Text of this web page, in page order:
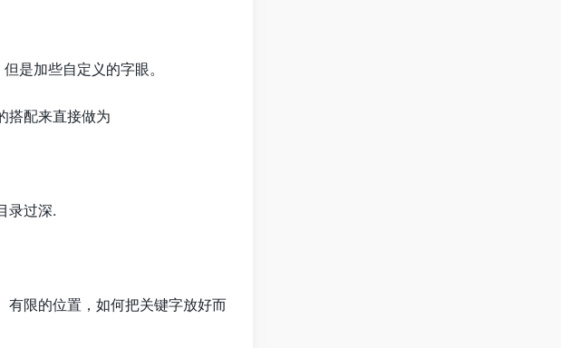
是加些自定义的字眼。
搭配来直接做为
录过深.
有限的位置，如何把关键字放好而